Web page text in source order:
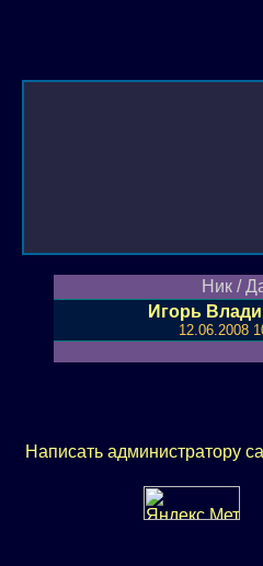
Ник /
Игорь
12.06.2008
Написать администратору